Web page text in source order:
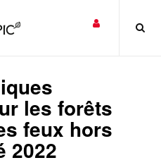
les forêts
feux hors
2022